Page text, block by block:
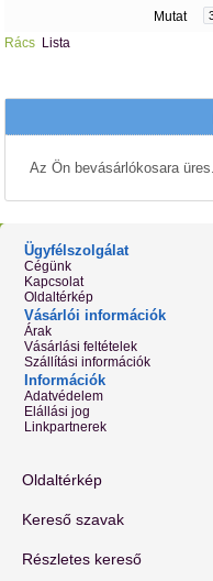
Mutat
Rács Lista
Az Ön bevásárlókosara üres.
Ügyfélszolgálat
Cégünk
Kapcsolat
Oldaltérkép
Vásárlói információk
Árak
Vásárlási feltételek
Szállítási információk
Információk
Adatvédelem
Elállási jog
Linkpartnerek
Oldaltérkép
Kereső szavak
Részletes kereső